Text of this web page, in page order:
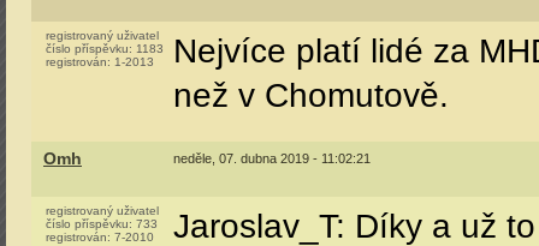
registrovaný uživatel
číslo příspěvku: 1183
registrován: 1-2013
Nejvíce platí lidé za
než v Chomutově.
Omh neděle, 07. dubna 2019 - 11:02:21
registrovaný uživatel
číslo příspěvku: 733
registrován: 7-2010 Jaroslav_T: Díky a už